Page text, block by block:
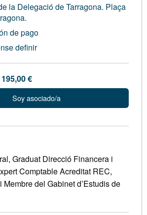
la Delegació de Tarragona. Plaça
de pago
definir
195,00 €
Soy asociado/a
Graduat Direcció Financera i
Comptable Acreditat REC,
Membre del Gabinet d’Estudis de